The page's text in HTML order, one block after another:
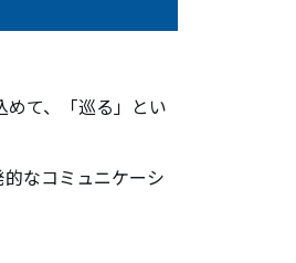
て、「巡る」とい
なコミュニケーシ